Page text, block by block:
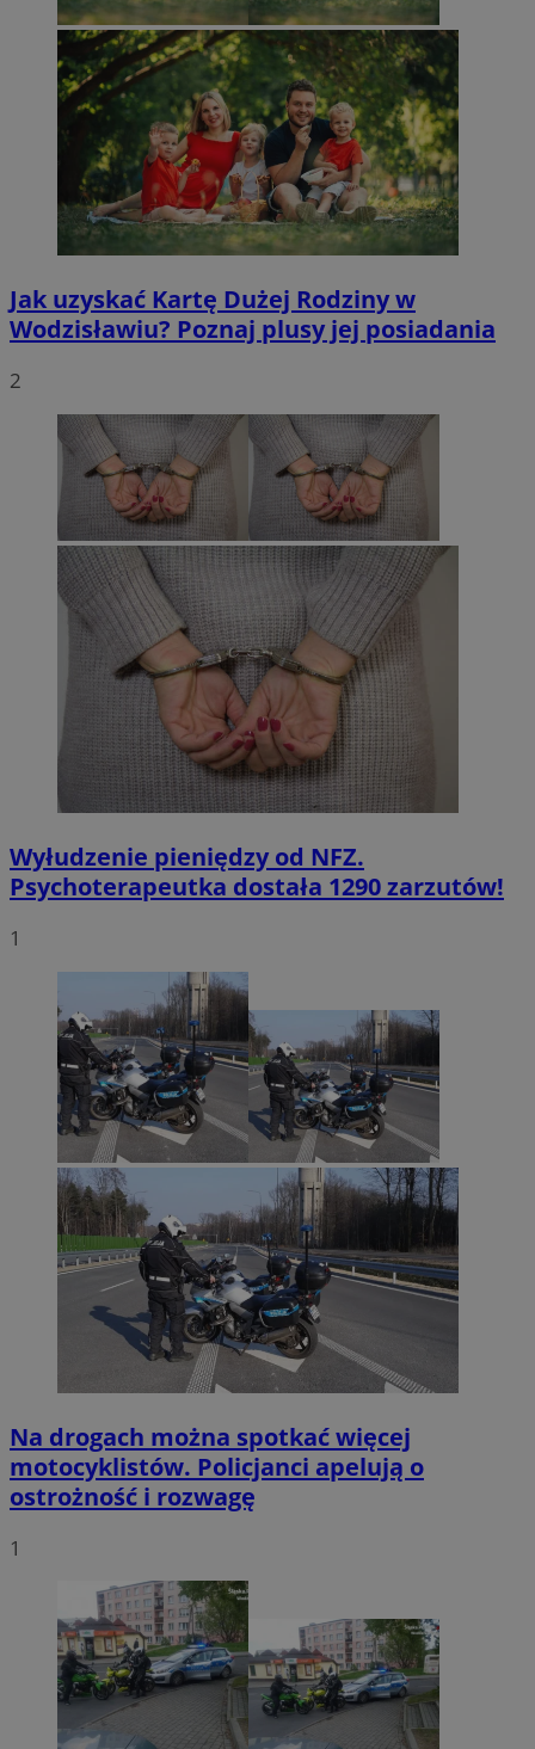
Jak uzyskać Kartę Dużej Rodziny w
Wodzisławiu? Poznaj plusy jej posiadania
2
Wyłudzenie pieniędzy od NFZ.
Psychoterapeutka dostała 1290 zarzutów!
1
Na drogach można spotkać więcej
motocyklistów. Policjanci apelują o
ostrożność i rozwagę
1